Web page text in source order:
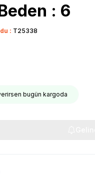
: 6
: T25338
bugün kargoda